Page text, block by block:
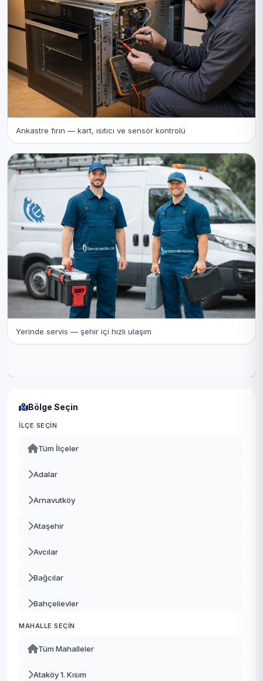
Ankastre fırın — kart, ısıtıcı ve sensör kontrolü
Yerinde servis — şehir içi hızlı ulaşım
Bölge Seçin
İLÇE SEÇIN
Tüm İlçeler
Adalar
Arnavutköy
Ataşehir
Avcılar
Bağcılar
Bahçelievler
Bakırköy
Başakşehir
MAHALLE SEÇIN
Tüm Mahalleler
Ataköy 1. Kısım